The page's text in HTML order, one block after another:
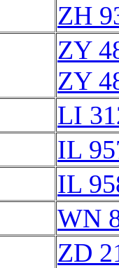
ZH
ZY
ZY
LI
IL
IL
WN
ZD